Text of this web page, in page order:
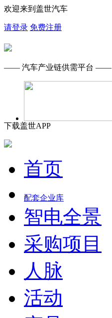
欢迎来到盖世汽车
请登录 免费注册
—— 汽车产业链供需平台 ——
下载盖世APP
首页
配套企业库
智电全景
采购项目
人脉
活动